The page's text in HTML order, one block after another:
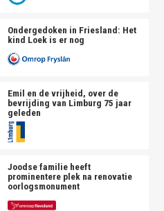
Ondergedoken in Friesland: Het
kind Loek is er nog
Emil en de vrijheid, over de
bevrijding van Limburg 75 jaar
geleden
Joodse familie heeft
prominentere plek na renovatie
oorlogsmonument